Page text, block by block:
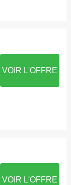
VOIR L'OFFRE
VOIR L'OFFRE